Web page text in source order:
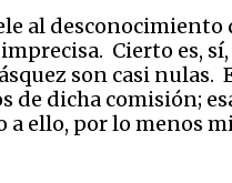
al desconocimiento
Cierto es,
son casi nulas.
dicha comisión;
ello, por lo menos